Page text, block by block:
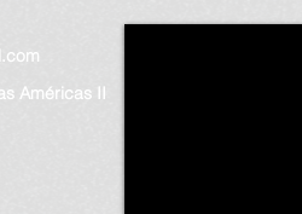
.com
Américas II